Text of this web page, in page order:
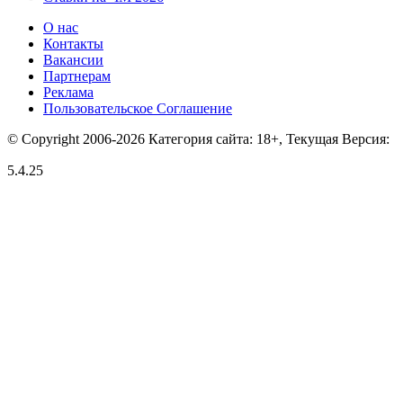
О нас
Контакты
Вакансии
Партнерам
Реклама
Пользовательское Соглашение
© Copyright 2006-2026 Категория сайта: 18+, Текущая Версия:
5.4.25